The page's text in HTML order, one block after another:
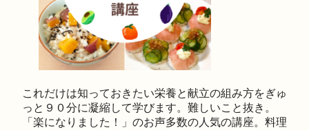
これだけは知っておきたい栄養と献立の組み方をぎゅ
っと９０分に凝縮して学びます。難しいこと抜き。
「楽になりました！」のお声多数の人気の講座。料理